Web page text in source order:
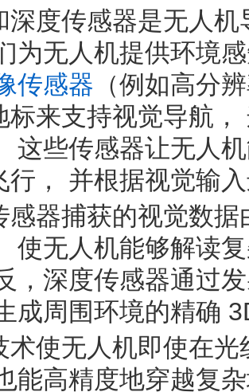
深度传感器是无人
为无人机提供环境
传感器 （例如高分
标来支持视觉导航
这些传感器让无人
行， 并根据视觉输
感器捕获的视觉数
使无人机能够解读
，深度传感器通过
成周围环境的精确
术使无人机即使在
能高精度地穿越复